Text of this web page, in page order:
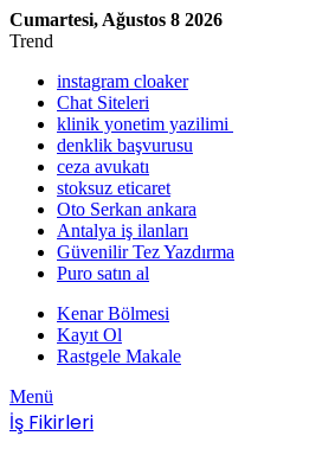
Cumartesi, Ağustos 8 2026
Trend
instagram cloaker
Chat Siteleri
klinik yonetim yazilimi
denklik başvurusu
ceza avukatı
stoksuz eticaret
Oto Serkan ankara
Antalya iş ilanları
Güvenilir Tez Yazdırma
Puro satın al
Kenar Bölmesi
Kayıt Ol
Rastgele Makale
Menü
İş Fikirleri